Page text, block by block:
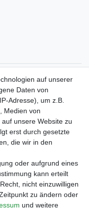
auf unserer
Daten von
Adresse), um z.B.
Medien von
unsere Website zu
erst durch gesetzte
die wir in den
oder aufgrund eines
kann erteilt
nicht einzuwilligen
zu ändern oder
und weitere